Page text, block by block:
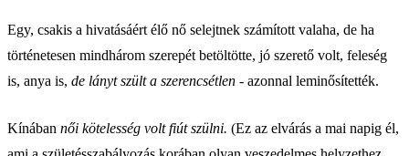
Egy, csakis a hivatásáért élő nő selejtnek számított valaha, de ha
történetesen mindhárom szerepét betöltötte, jó szerető volt, feleség
is, anya is, de lányt szült a szerencsétlen - azonnal leminősítették.
Kínában női kötelesség volt fiút szülni. (Ez az elvárás a mai napig él,